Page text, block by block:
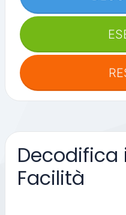
Decodifica
Facilità